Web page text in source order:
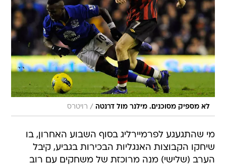
לא מספיק מסוכנים. מילנר מול דרנטה / רויטרס
מי שהתגעגע לפרמיירליג בסוף השבוע האחרון, בו
שיחקו הקבוצות האנגליות הבכירות בגביע, קיבל
הערב (שלישי) מנה מרוכזת של משחקים עם רוב